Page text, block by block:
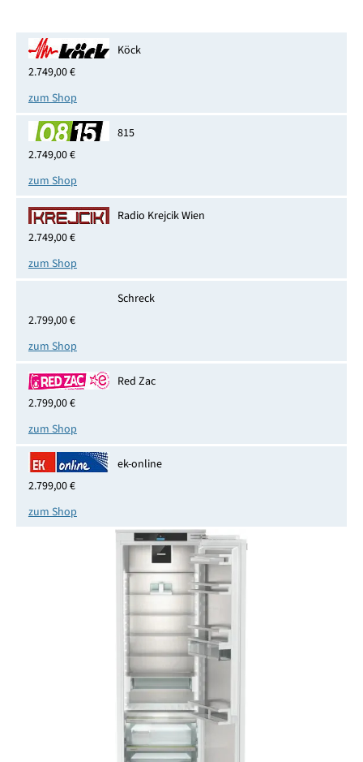
Köck
2.749,00 €
zum Shop
815
2.749,00 €
zum Shop
Radio Krejcik Wien
2.749,00 €
zum Shop
Schreck
2.799,00 €
zum Shop
Red Zac
2.799,00 €
zum Shop
ek-online
2.799,00 €
zum Shop